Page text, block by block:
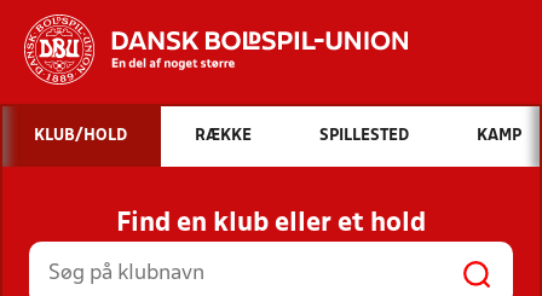
Hvad vil du søge efter?
INDHOLD OG NYHEDER
STILLINGER, RESULTATER, KLUBBER OG
HOLD
KLUB/HOLD RÆKKE SPILLESTED KAMP
Find en klub eller et hold